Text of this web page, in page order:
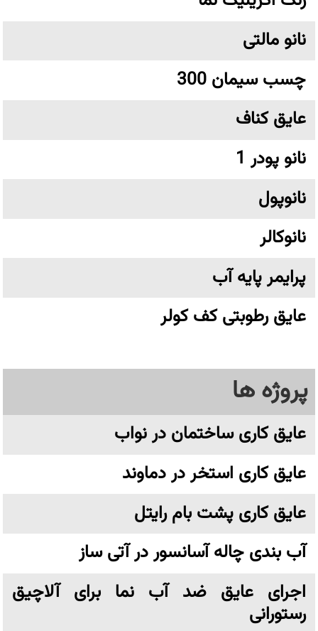
نانو مالتی
چسب سیمان 300
عایق کناف
نانو پودر 1
نانوپول
نانوکالر
پرایمر پایه آب
عایق رطوبتی کف کولر
پروژه ها
عایق کاری ساختمان در نواب
عایق کاری استخر در دماوند
عایق کاری پشت بام رایتل
آب بندی چاله آسانسور در آتی ساز
اجرای عایق ضد آب نما برای آلاچیق
رستورانی